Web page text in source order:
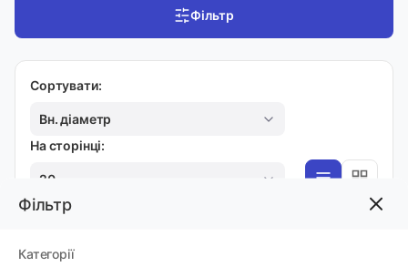
Фільтр
Категорії
Фільтр
Сортувати:
Вн. діаметр
На сторінці:
20